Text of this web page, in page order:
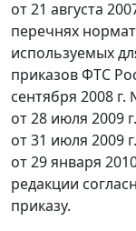
от 21 августа
перечнях
используемых
приказов ФТС
сентября 2008
от 28 июля 2009
от 31 июля 2009
от 29 января
редакции
приказу.